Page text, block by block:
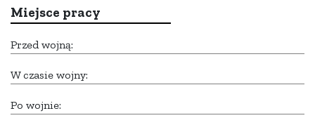
Miejsce pracy
Przed wojną:
W czasie wojny:
Po wojnie: